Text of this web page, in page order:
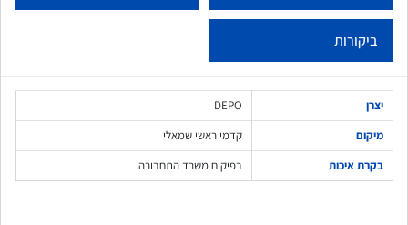
ביקורות
יצרן
DEPO
מיקום
קדמי ראשי שמאלי
בקרת איכות
בפיקוח משרד התחבורה